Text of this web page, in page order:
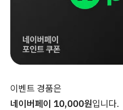
이벤트 경품은
네이버페이 10,000원입니다.